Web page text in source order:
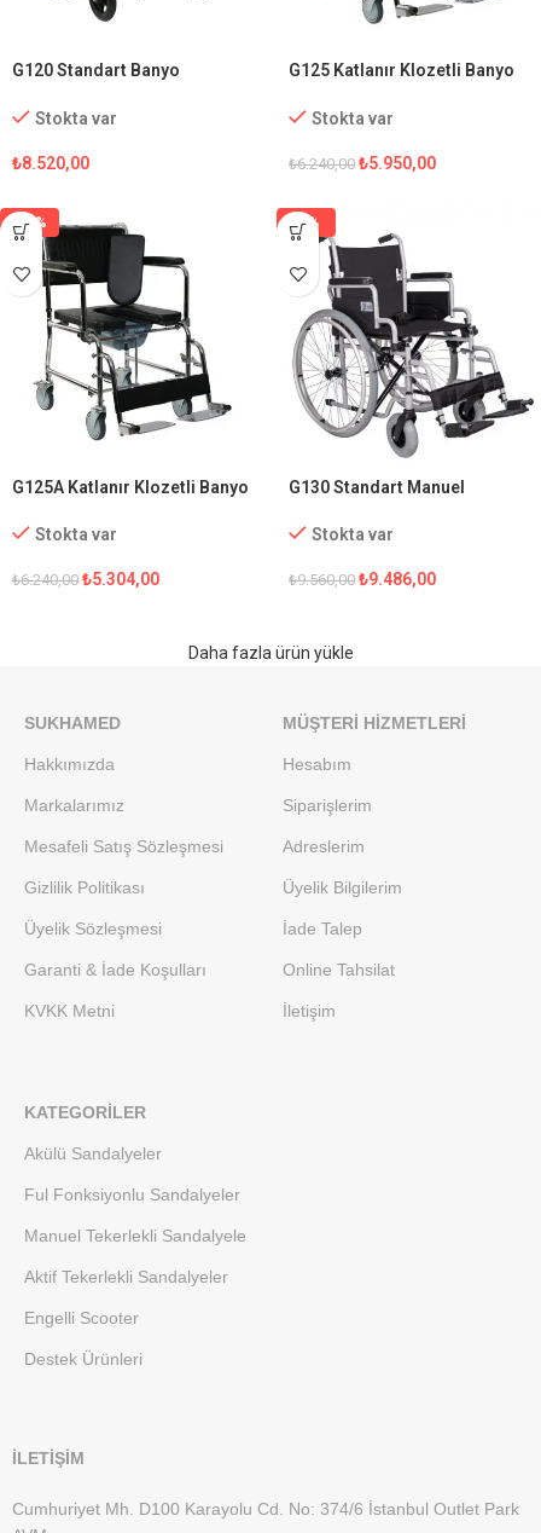
G120 Standart Banyo
Stokta var
₺8.520,00
G125 Katlanır Klozetli Banyo
Stokta var
₺6.240,00 ₺5.950,00
-15%
G125A Katlanır Klozetli Banyo
Stokta var
₺6.240,00 ₺5.304,00
-1%
G130 Standart Manuel
Stokta var
₺9.560,00 ₺9.486,00
Daha fazla ürün yükle
SUKHAMED
Hakkımızda
Markalarımız
Mesafeli Satış Sözleşmesi
Gizlilik Politikası
Üyelik Sözleşmesi
Garanti & İade Koşulları
KVKK Metni
MÜŞTERI HIZMETLERI
Hesabım
Siparişlerim
Adreslerim
Üyelik Bilgilerim
İade Talep
Online Tahsilat
İletişim
KATEGORILER
Akülü Sandalyeler
Ful Fonksiyonlu Sandalyeler
Manuel Tekerlekli Sandalyele
Aktif Tekerlekli Sandalyeler
Engelli Scooter
Destek Ürünleri
İLETİŞİM
Cumhuriyet Mh. D100 Karayolu Cd. No: 374/6 İstanbul Outlet Park